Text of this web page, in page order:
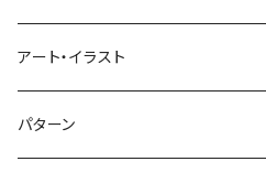
スケルトン
ジャックオランタン
月
太陽
ハイビスカス
やしの木
カモメ
イワシ
トラ
ウサギ
キャンディー
トマト
ビール
ソーダ
洋食
カレー
ビーチサンダル
はさみ
おりがみ
コスメ
遊具
風邪
ビジネス
ハート
デジタル
アート・イラスト
パターン